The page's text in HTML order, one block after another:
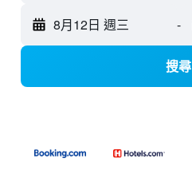
8月12日 週三 -
搜尋